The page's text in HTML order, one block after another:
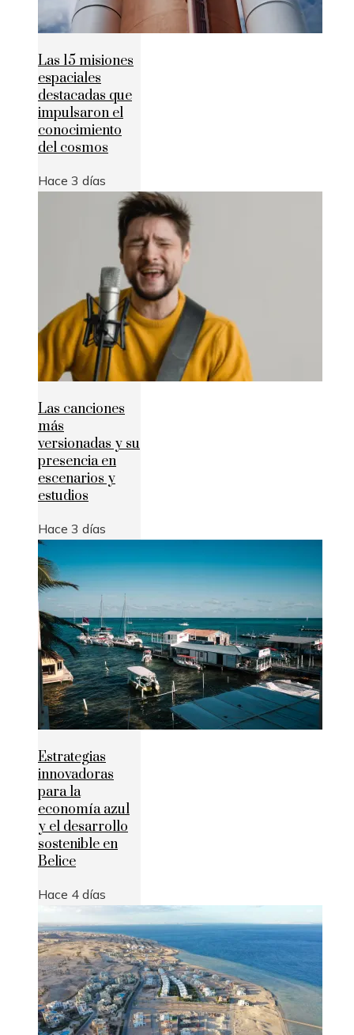
Las 15 misiones
espaciales
destacadas que
impulsaron el
conocimiento
del cosmos
Hace 3 días
Las canciones
más
versionadas y su
presencia en
escenarios y
estudios
Hace 3 días
Estrategias
innovadoras
para la
economía azul
y el desarrollo
sostenible en
Belice
Hace 4 días